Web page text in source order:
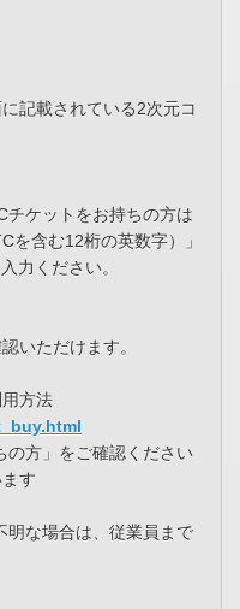
記載されている2次元コ
チケットをお持ちの方は
を含む12桁の英数字）」
力ください。
いただけます。
方法
方」をご確認ください
す
明な場合は、従業員まで